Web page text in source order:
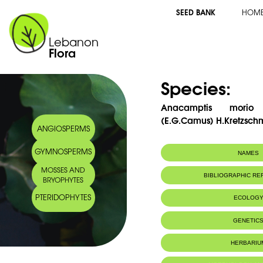
Lebanon
Flora
SEED BANK
ANGIOSPERMS
GYMNOSPERMS
MOSSES AND
BRYOPHYTES
PTERIDOPHYTES
Species:
Anacamptis
(E.G.Camus)
NAMES
Synonym(s):
Orchis syriaca
H.Baumann &
Orchis morio
G.Keller & al.
BIBLIOGRAPHIC
ECOLOGY
Habitats
rocheux, sur